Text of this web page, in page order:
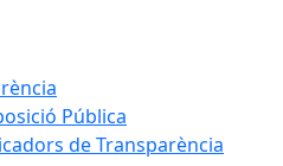
Pública
de Transparència